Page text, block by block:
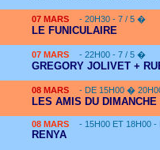
07 MARS - 20H30 - 7 / 5 �
LE FUNICULAIRE
07 MARS - 22H00 - 7 / 5 �
GREGORY JOLIVET +
08 MARS - DE 15H00 �
LES AMIS DU DIMANCHE
08 MARS - 15H00 ET 18H00 -
RENYA